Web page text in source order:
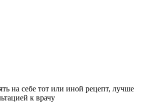
на себе тот или иной рецепт, лучше
к врачу